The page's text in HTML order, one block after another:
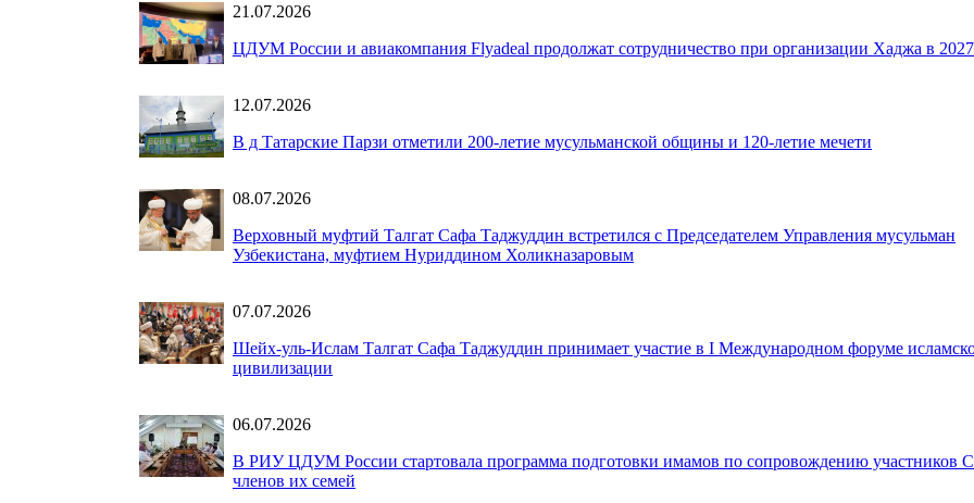
21.07.2026
ЦДУМ России и авиакомпания Flyadeal продолжат сотрудничество при организации Хаджа в
12.07.2026
В д Татарские Парзи отметили 200-летие мусульманской общины и 120-летие мечети
08.07.2026
Верховный муфтий Талгат Сафа Таджуддин встретился с Председателем Управления мусульман
Узбекистана, муфтием Нуриддином Холикназаровым
07.07.2026
Шейх-уль-Ислам Талгат Сафа Таджуддин принимает участие в I Международном форуме
цивилизации
06.07.2026
В РИУ ЦДУМ России стартовала программа подготовки имамов по сопровождению участников
членов их семей